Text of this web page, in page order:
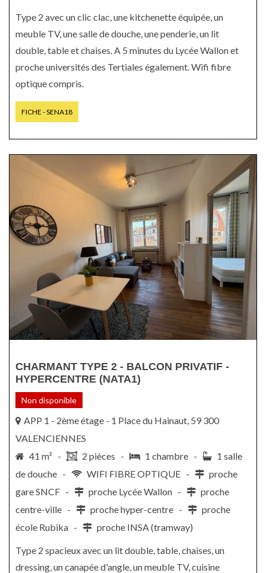
Type 2 avec un clic clac, une kitchenette équipée, un
meuble TV, une salle de douche, une penderie, un lit
double, table et chaises. A 5 minutes du Lycée Wallon et
proche universités des Tertiales également. Wifi fibre
optique compris.
FICHE - SENA18
CHARMANT TYPE 2 - BALCON PRIVATIF -
HYPERCENTRE (NATA1)
Non disponible
APP 1 - 2ème étage - 1 Place du Hainaut, 59 300
VALENCIENNES
41 m² -
2 pièces - 1 chambre -
1 salle
de douche -
WIFI FIBRE OPTIQUE -
proche
gare SNCF -
proche Lycée Wallon -
proche
centre-ville -
proche hyper-centre -
proche
école Rubika -
proche INSA (tramway)
Type 2 spacieux avec un lit double, table, chaises, un
dressing, un canapée d'angle, un meuble TV, cuisine